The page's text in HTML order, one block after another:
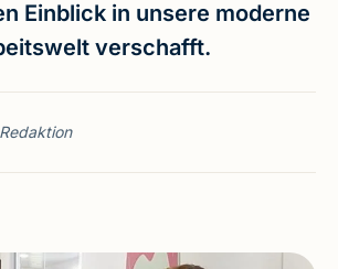
Einblick in unsere moderne
verschafft.